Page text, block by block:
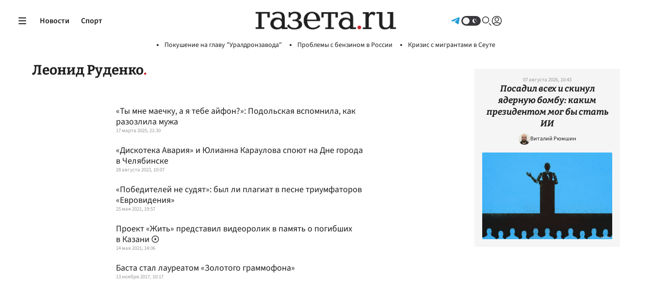
Новости Спорт
Покушение на главу "Уралдронзавода" Проблемы с бензином в России Кризис с мигрантами в Сеуте
Леонид Руденко
«Ты мне маечку, а я тебе айфон?»: Подольская вспомнила, как
разозлила мужа
17 марта 2025, 21:30
«Дискотека Авария» и Юлианна Караулова споют на Дне города
в Челябинске
28 августа 2023, 10:07
«Победителей не судят»: был ли плагиат в песне триумфаторов
«Евровидения»
25 мая 2021, 19:57
Проект «Жить» представил видеоролик в память о погибших
в Казани
14 мая 2021, 14:06
Баста стал лауреатом «Золотого граммофона»
13 ноября 2017, 10:17
07 августа 2026, 10:43
Посадил всех и скинул
ядерную бомбу: каким
президентом мог бы стать
ИИ
Виталий Рюмшин